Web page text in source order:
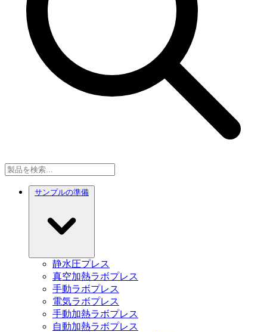
サンプルの準備
静水圧プレス
真空加熱ラボプレス
手動ラボプレス
電気ラボプレス
手動加熱ラボプレス
自動加熱ラボプレス